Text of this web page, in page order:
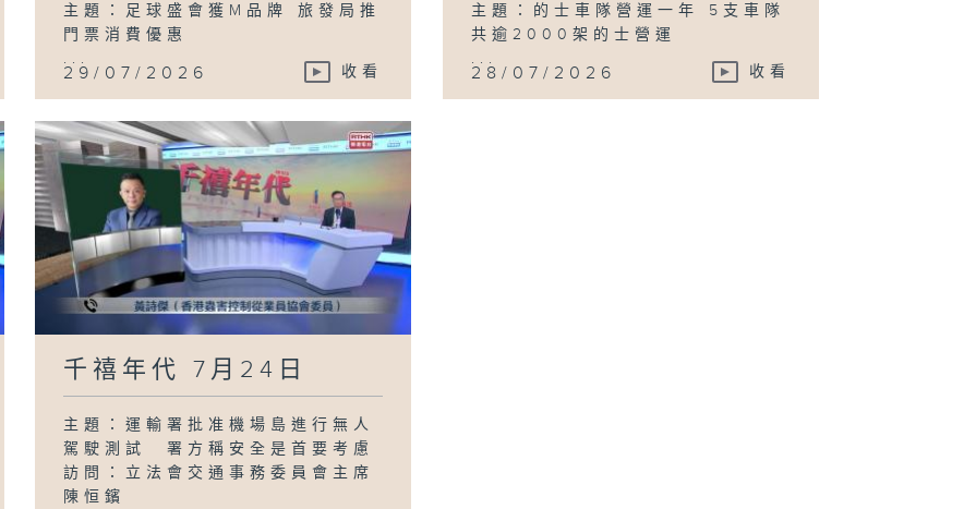
主題：足球盛會獲M品牌 旅發局推
門票消費優惠
...
29/07/2026 收看
主題：的士車隊營運一年 5支車隊
共逾2000架的士營運
...
28/07/2026 收看
千禧年代 7月24日
主題：運輸署批准機場島進行無人
駕駛測試 署方稱安全是首要考慮
訪問：立法會交通事務委員會主席
陳恒鑌